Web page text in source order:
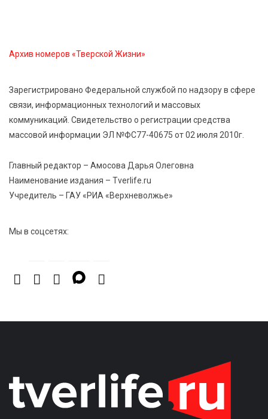
Золотой век “Горьковки”: как А. М. Кузнецова
7 Авг 2026 15:30 301
«Россети Центр» отремонтировали почти 270
трансформаторных подстанций и более 146 км ЛЭП
7 Авг 2026 15:10 307
На Петербургском марафоне «Пушкин — Петербург»
Архив номеров «Тверской Жизни»
Зарегистрировано Федеральной службой по надзору в сфере
связи, информационных технологий и массовых
коммуникаций. Свидетельство о регистрации средства
массовой информации ЭЛ №ФС77-40675 от 02 июля 2010г.
Главный редактор – Амосова Дарья Олеговна
Наименование издания – Tverlife.ru
Учредитель – ГАУ «РИА «Верхневолжье»
Мы в соцсетях: